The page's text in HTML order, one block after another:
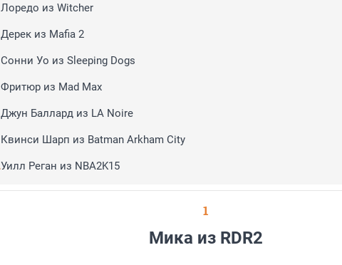
Лоредо из Witcher
Дерек из Mafia 2
Сонни Уо из Sleeping Dogs
Фритюр из Mad Max
Джун Баллард из LA Noire
Квинси Шарп из Batman Arkham City
Уилл Реган из NBA2K15
1
Мика из RDR2